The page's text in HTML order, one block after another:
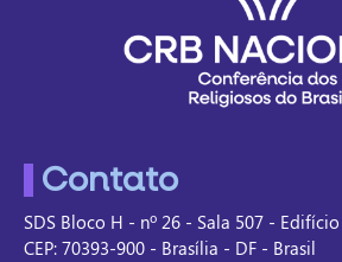
Contato
SDS Bloco H - nº 26 - Sala 507 -
CEP: 70393-900 - Brasília - DF - Brasil